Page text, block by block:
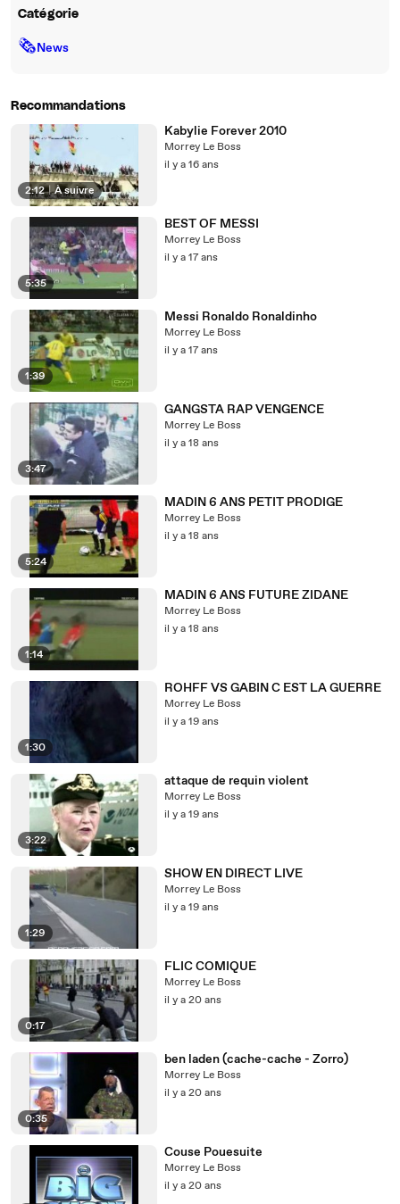
Catégorie
🗞News
Recommandations
2:12 | À suivre
Kabylie Forever 2010
Morrey Le Boss
il y a 16 ans
5:35
BEST OF MESSI
Morrey Le Boss
il y a 17 ans
1:39
Messi Ronaldo Ronaldinho
Morrey Le Boss
il y a 17 ans
3:47
GANGSTA RAP VENGENCE
Morrey Le Boss
il y a 18 ans
5:24
MADIN 6 ANS PETIT PRODIGE
Morrey Le Boss
il y a 18 ans
1:14
MADIN 6 ANS FUTURE ZIDANE
Morrey Le Boss
il y a 18 ans
1:30
ROHFF VS GABIN C EST LA GUERRE
Morrey Le Boss
il y a 19 ans
3:22
attaque de requin violent
Morrey Le Boss
il y a 19 ans
1:29
SHOW EN DIRECT LIVE
Morrey Le Boss
il y a 19 ans
0:17
FLIC COMIQUE
Morrey Le Boss
il y a 20 ans
0:35
ben laden (cache-cache - Zorro)
Morrey Le Boss
il y a 20 ans
Couse Pouesuite
Morrey Le Boss
il y a 20 ans